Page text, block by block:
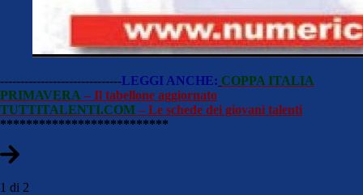
------------------------------LEGGI ANCHE: COPPA ITALIA
PRIMAVERA – Il tabellone aggiornato
TUTTITALENTI.COM – Le schede dei giovani talenti
**************************
1 di 2